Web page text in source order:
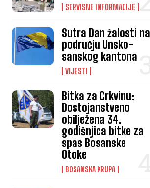
SERVISNE INFORMACIJE
Sutra Dan žalosti na
području Unsko-
sanskog kantona
VIJESTI
Bitka za Crkvinu:
Dostojanstveno
obilježena 34.
godišnjica bitke za
spas Bosanske
Otoke
BOSANSKA KRUPA